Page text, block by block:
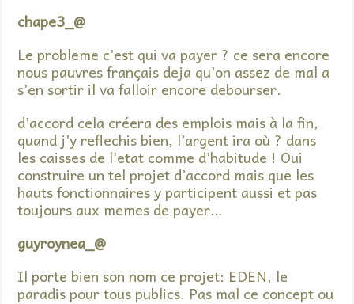
chape3_@
Le probleme c’est qui va payer ? ce sera encore
nous pauvres français deja qu’on assez de mal a
s’en sortir il va falloir encore debourser.
d’accord cela créera des emplois mais à la fin,
quand j’y reflechis bien, l’argent ira où ? dans
les caisses de l’etat comme d’habitude ! Oui
construire un tel projet d’accord mais que les
hauts fonctionnaires y participent aussi et pas
toujours aux memes de payer…
guyroynea_@
Il porte bien son nom ce projet: EDEN, le
paradis pour tous publics. Pas mal ce concept ou